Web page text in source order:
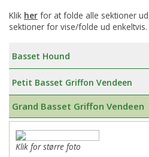
Klik her for at folde alle sektioner
sektioner for vise/folde ud enkeltvis.
Basset Hound
Petit Basset Griffon Vendeen
Grand Basset Griffon Vendeen
Klik for større foto